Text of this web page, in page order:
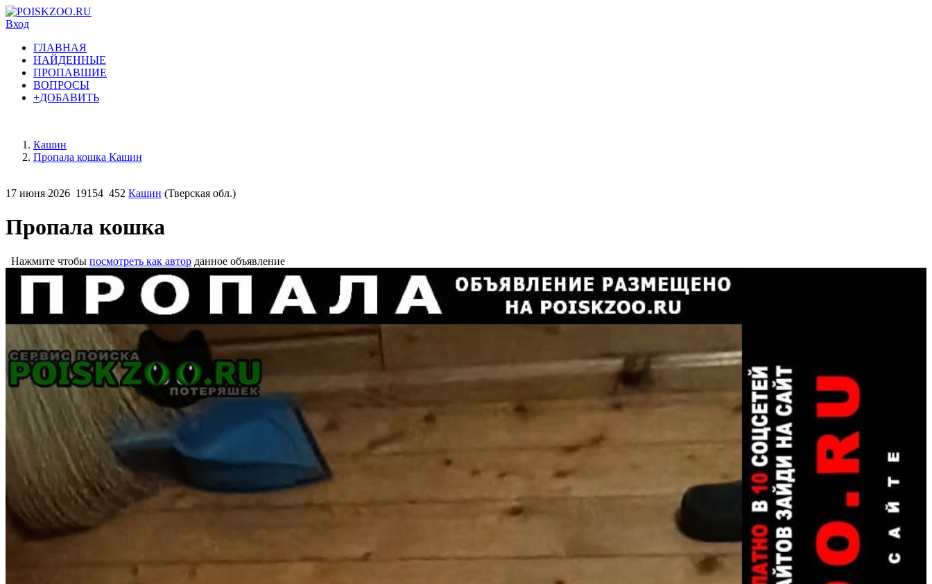
Вход
ГЛАВНАЯ
НАЙДЕННЫЕ
ПРОПАВШИЕ
ВОПРОСЫ
+ДОБАВИТЬ
Кашин
Пропала кошка Кашин
17 июня 2026 19154 452 Кашин (Тверская обл.)
Пропала кошка
Нажмите чтобы посмотреть как автор данное объявление